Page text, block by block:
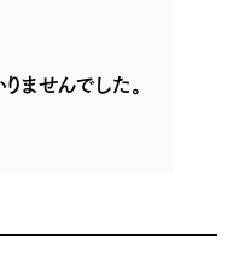
ませんでした。